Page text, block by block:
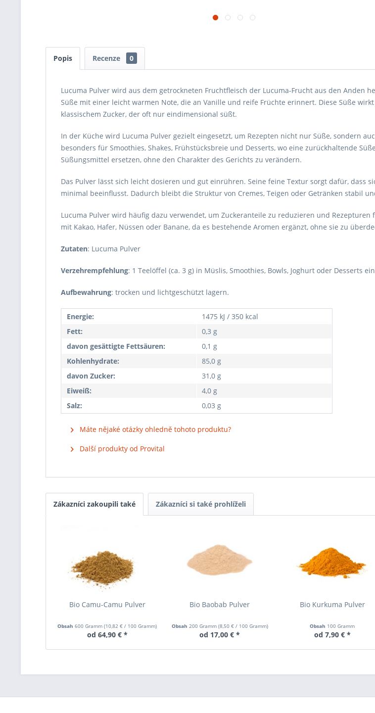
Popis Recenze 0
Lucuma Pulver wird aus dem getrockneten Fruchtfleisch der Lucuma-Frucht aus den Anden
Süße mit einer leicht warmen Note, die an Vanille und reife Früchte erinnert. Diese Süße
klassischem Zucker, der oft nur eindimensional süßt.
In der Küche wird Lucuma Pulver gezielt eingesetzt, um Rezepten nicht nur Süße, sondern
besonders für Smoothies, Shakes, Frühstücksbreie und Desserts, wo eine zurückhaltende
Süßungsmittel ersetzen, ohne den Charakter des Gerichts zu verändern.
Das Pulver lässt sich leicht dosieren und gut einrühren. Seine feine Textur sorgt dafür, dass
minimal beeinflusst. Dadurch bleibt die Struktur von Cremes, Teigen oder Getränken stabil
Lucuma Pulver wird häufig dazu verwendet, um Zuckeranteile zu reduzieren und
mit Kakao, Hafer, Nüssen oder Banane, da es bestehende Aromen ergänzt, ohne sie zu
Zutaten: Lucuma Pulver
Verzehrempfehlung: 1 Teelöffel (ca. 3 g) in Müslis, Smoothies, Bowls, Joghurt oder Desserts
Aufbewahrung: trocken und lichtgeschützt lagern.
Energie:
1475 kJ / 350 kcal
Fett:
0,3 g
davon gesättigte Fettsäuren:
0,1 g
Kohlenhydrate:
85,0 g
davon Zucker:
31,0 g
Eiweiß:
4,0 g
Salz:
0,03 g
Máte nějaké otázky ohledně tohoto produktu?
Další produkty od Provital
Zákazníci zakoupili také Zákazníci si také prohlíželi
Bio Camu-Camu Pulver
Obsah600 Gramm(10,82 € / 100 Gramm)
od 64,90 € *
Bio Baobab Pulver
Obsah 200 Gramm (8,50 €/ 100 Gramm)
od 17,00 € *
Bio Kurkuma Pulver
Obsah 100 Gramm
od 7,90 € *